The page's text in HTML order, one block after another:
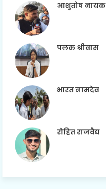
आशुतोष नायक
पलक श्रीवास
भारत नामदेव
रोहित राजवैद्य